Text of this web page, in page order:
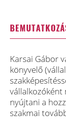
Karsai Gábor
könyvelő
vállalkozóként
nyújtani a
szakmai